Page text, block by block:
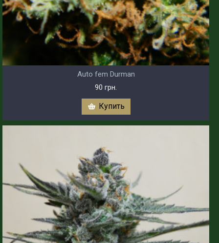
Auto fem Durman
90 грн.
Купить